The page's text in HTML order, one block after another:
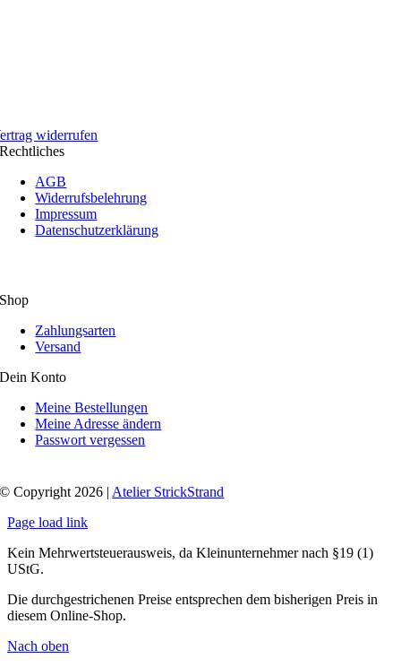
widerrufen
Rechtliches
AGB
Widerrufsbelehrung
Impressum
Datenschutzerklärung
Shop
Zahlungsarten
Versand
Dein Konto
Meine Bestellungen
Meine Adresse ändern
Passwort vergessen
© Copyright 2026 | Atelier StrickStrand
Page load link
Kein Mehrwertsteuerausweis, da Kleinunternehmer nach §19 (1)
UStG.
Die durchgestrichenen Preise entsprechen dem bisherigen Preis in
diesem Online-Shop.
Nach oben